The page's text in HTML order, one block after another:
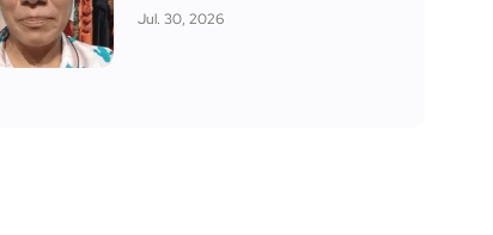
Jul. 30, 2026